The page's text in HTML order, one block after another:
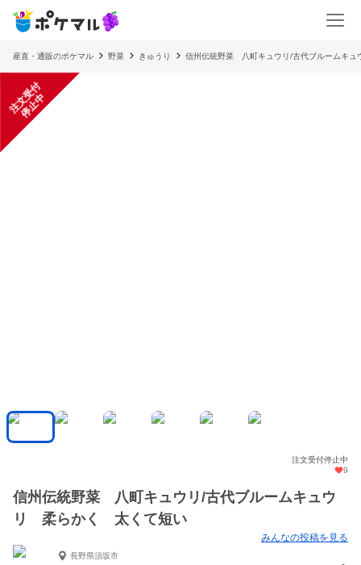
産直・通販のポケマル 野菜 きゅうり 信州伝統野菜 八町キュウリ/古代ブルームキ
注
文
受
付
停
止
中
注文受付停止中
9
信州伝統野菜 八町キュウリ/古代ブルームキュウ
リ 柔らかく 太くて短い
みんなの投稿を見る
長野県須坂市